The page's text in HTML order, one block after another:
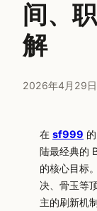
间、
解
2026年4月29日
在 sf999
陆最经典的
的核心目标
决、骨玉等
主的刷新机